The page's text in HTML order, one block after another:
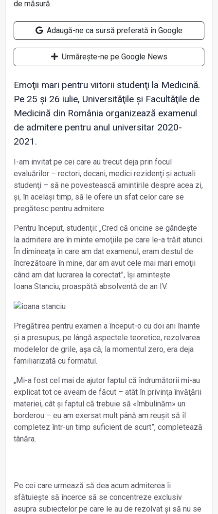
Adaugă-ne ca sursă preferată în Google
Urmărește-ne pe Google News
Emoţii mari pentru viitorii studenţi la Medicină.
Pe 25 și 26 iulie, Universităţile și Facultăţile de
Medicină din România organizează examenul
de admitere pentru anul universitar 2020-
2021.
I-am invitat pe cei care au trecut deja prin focul
evaluărilor – rectori, decani, medici rezidenţi și actuali
studenţi – să ne povestească amintirile despre acea zi,
și, în același timp, să le ofere un sfat celor care se
pregătesc pentru admitere.
Pentru început, studenţii: „Cred că oricine se gândește
la admitere are în minte emoţiile pe care le-a trăit atunci.
În dimineaţa în care am dat examenul, eram destul de
încrezătoare în mine, dar am avut cele mai mari emoţii
când am dat lucrarea la corectat”, își amintește
Ioana Stanciu, proaspătă absolventă de an IV.
Pregătirea pentru examen a început-o cu doi ani înainte
și a presupus, pe lângă aspectele teoretice, rezolvarea
modelelor de grile, așa că, la momentul zero, era deja
familiarizată cu formatul.
„Mi-a fost cel mai de ajutor faptul că îndrumătorii mi-au
explicat tot ce aveam de făcut – atât în privinţa învăţării
materiei, cât și faptul că trebuie să «îmbulinăm» un
borderou – eu am exersat mult până am reușit să îl
completez într-un timp suficient de scurt”, completează
tânăra.
Pe cei care urmează să dea acum admiterea îi
sfătuiește să încerce să se concentreze exclusiv
asupra subiectelor pe care le au de rezolvat și să nu se